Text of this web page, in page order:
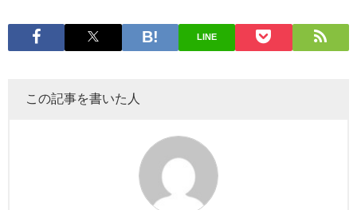
LINE
この記事を書いた人